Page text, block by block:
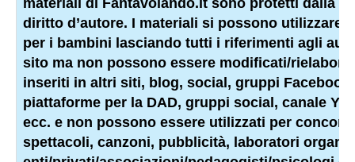
materiali di Fantavolando.it sono protetti dalla
diritto d’autore. I materiali si possono utilizzare
per i bambini lasciando tutti i riferimenti agli
sito ma non possono essere modificati/
inseriti in altri siti, blog, social, gruppi Facebook,
piattaforme per la DAD, gruppi social, canale
ecc. e non possono essere utilizzati per
spettacoli, canzoni, pubblicità, laboratori